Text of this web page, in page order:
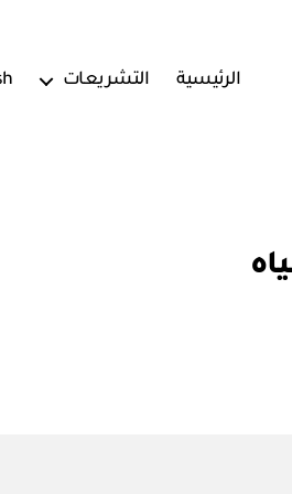
الرئيسية التشريعات